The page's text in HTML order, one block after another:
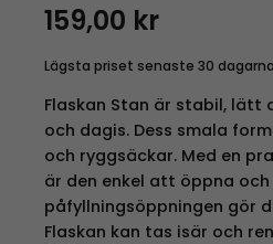
159,00 kr
Lägsta priset senaste 30
Flaskan Stan är stabil, lätt
och dagis. Dess smala
och ryggsäckar. Med en
är den enkel att öppna
påfyllningsöppningen gör
Flaskan kan tas isär och